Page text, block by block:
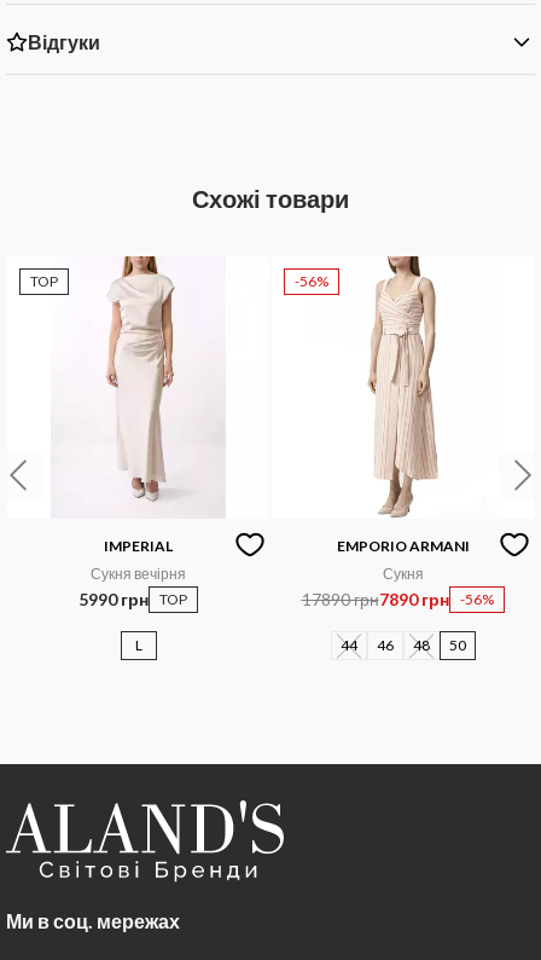
Відгуки
Схожі товари
TOP
IMPERIAL
Сукня вечірня
5990 грн TOP
L
-56%
EMPORIO ARMANI
Сукня
17890 грн7890 грн -56%
44 46 48 50
Ми в соц. мережах